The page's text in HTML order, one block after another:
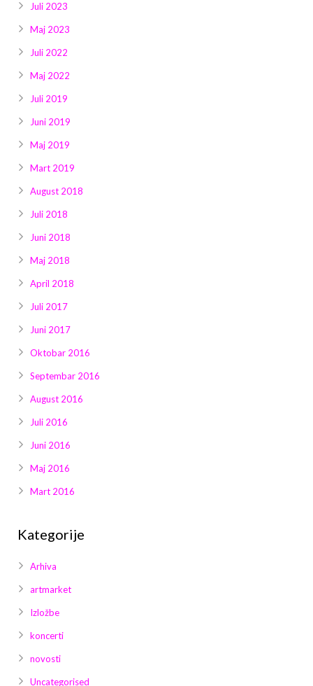
Juli 2023
Maj 2023
Juli 2022
Maj 2022
Juli 2019
Juni 2019
Maj 2019
Mart 2019
August 2018
Juli 2018
Juni 2018
Maj 2018
April 2018
Juli 2017
Juni 2017
Oktobar 2016
Septembar 2016
August 2016
Juli 2016
Juni 2016
Maj 2016
Mart 2016
Kategorije
Arhiva
artmarket
Izložbe
koncerti
novosti
Uncategorised